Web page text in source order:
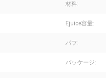
材料:
Ejuice容量:
パフ:
パッケージ: